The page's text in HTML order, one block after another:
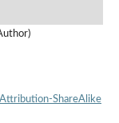
ShareAlike